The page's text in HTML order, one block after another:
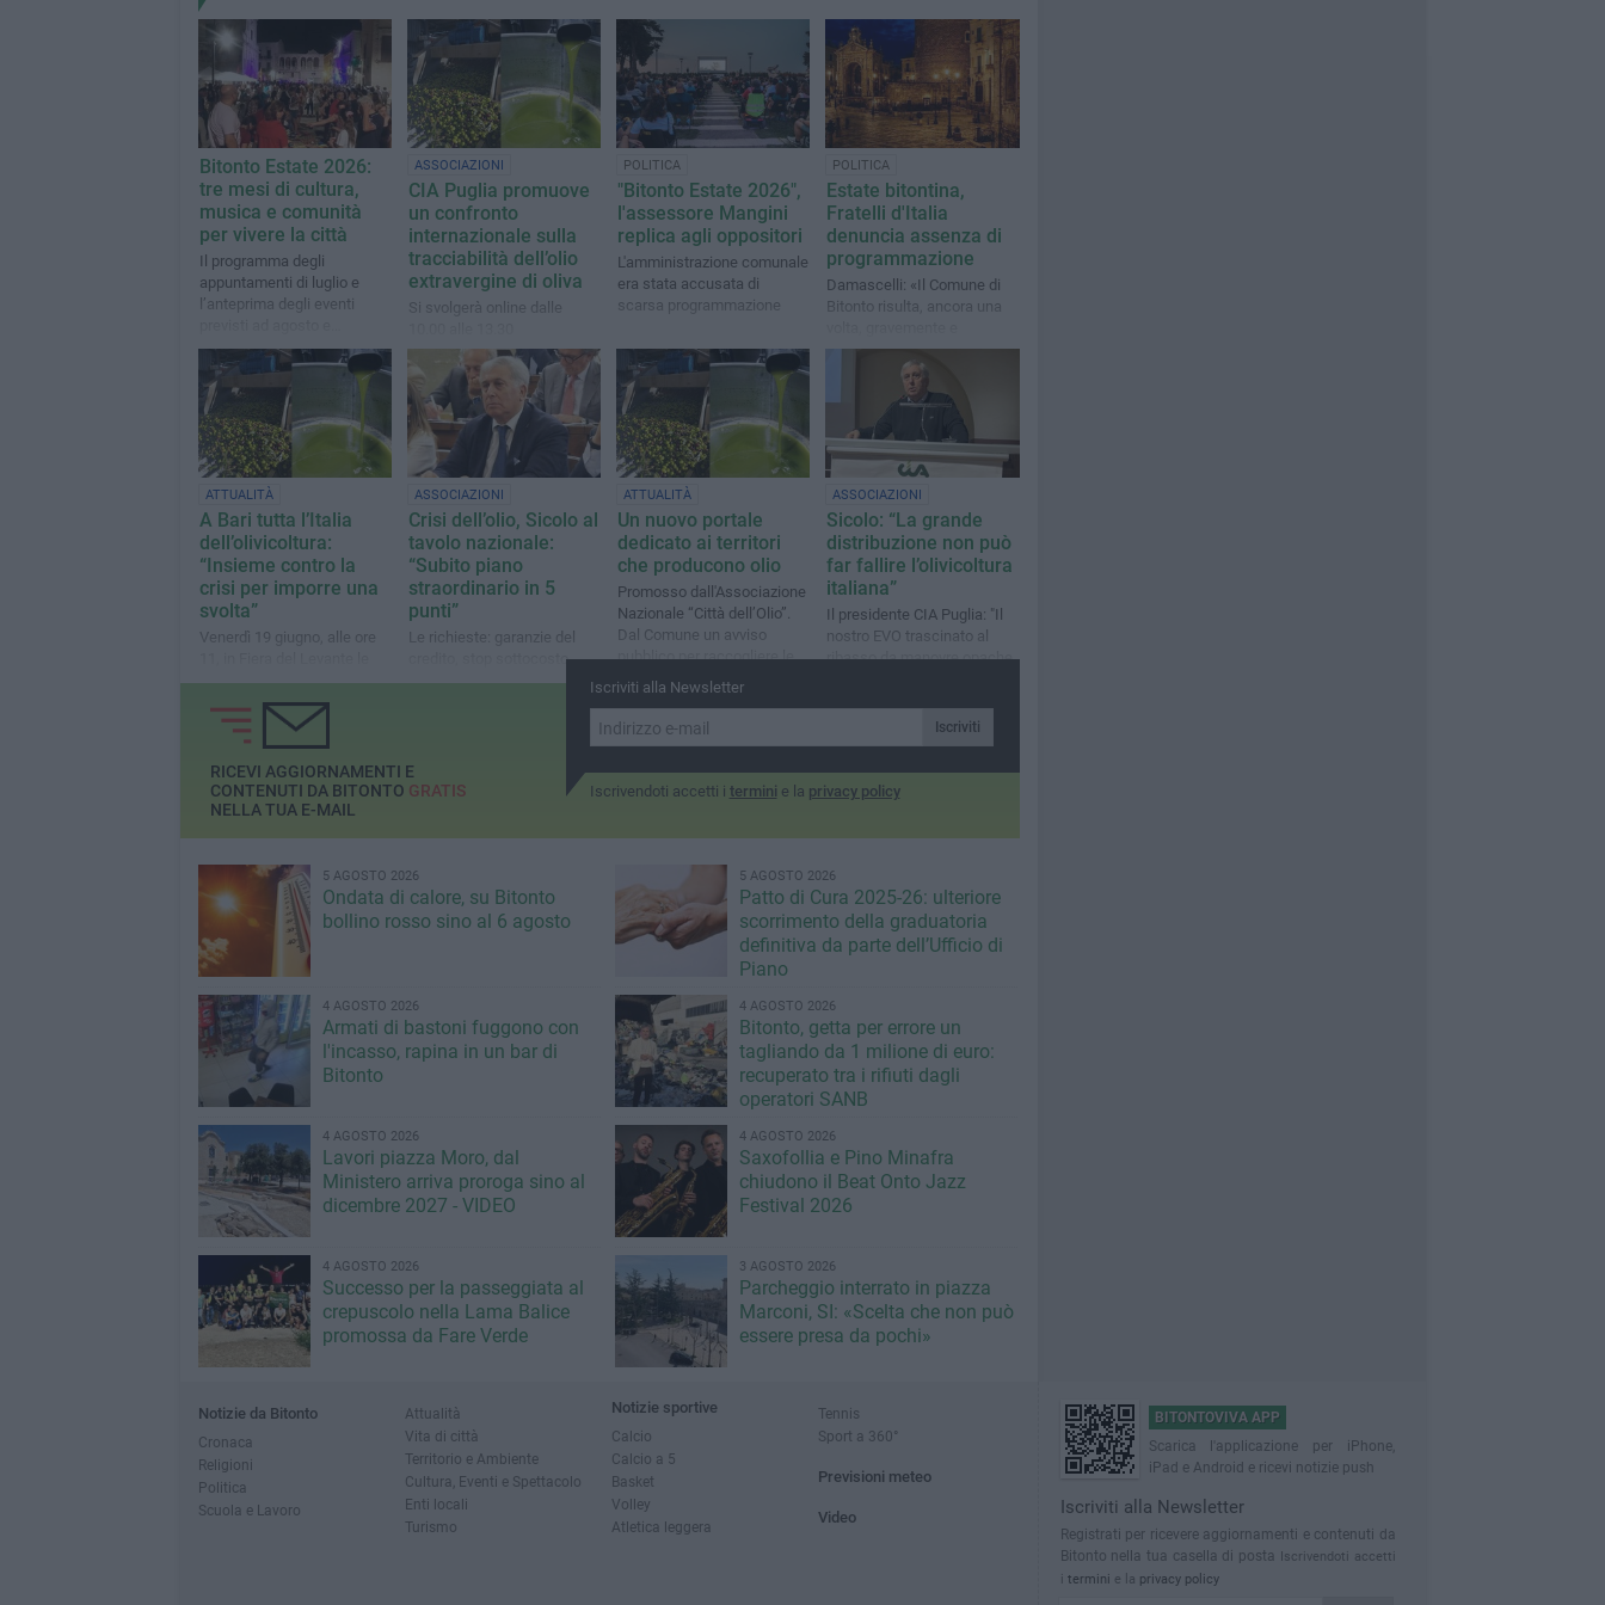
Bitonto Estate 2026:
tre mesi di cultura,
musica e comunità
per vivere la città
Il programma degli
appuntamenti di luglio e
l’anteprima degli eventi
settembre
ASSOCIAZIONI
CIA Puglia promuove
un confronto
internazionale sulla
tracciabilità dell’olio
extravergine di oliva
Si svolgerà online dalle
POLITICA
"Bitonto Estate 2026",
l'assessore Mangini
replica agli oppositori
L'amministrazione comunale
era stata accusata di
scarsa programmazione
POLITICA
Estate bitontina,
Fratelli d'Italia
denuncia assenza di
programmazione
Damascelli: «Il Comune di
Bitonto risulta, ancora una
colpevolmente non
ATTUALITÀ
A Bari tutta l’Italia
dell’olivicoltura:
“Insieme contro la
crisi per imporre una
svolta”
Venerdì 19 giugno, alle ore
OP olivicole, produttori,
frantoiani, tutto il settore
ASSOCIAZIONI
Crisi dell’olio, Sicolo al
tavolo nazionale:
“Subito piano
straordinario in 5
punti”
Le richieste: garanzie del
credito, stop sottocosto,
aiuti allo stoccaggio, più
ATTUALITÀ
Un nuovo portale
dedicato ai territori
che producono olio
Promosso dall'Associazione
Nazionale “Città dell’Olio”.
Dal Comune un avviso
pubblico per raccogliere le
proposte (luoghi ed
ASSOCIAZIONI
Sicolo: “La grande
distribuzione non può
far fallire l’olivicoltura
italiana”
Il presidente CIA Puglia: "Il
nostro EVO trascinato al
ribasso da manovre opache
Iscriviti alla Newsletter
Iscriviti
Iscrivendoti accetti i termini e la privacy policy
RICEVI AGGIORNAMENTI E
CONTENUTI DA BITONTO GRATIS
NELLA TUA E-MAIL
5 AGOSTO 2026
Ondata di calore, su Bitonto
bollino rosso sino al 6 agosto
5 AGOSTO 2026
Patto di Cura 2025-26: ulteriore
scorrimento della graduatoria
definitiva da parte dell’Ufficio di
Piano
4 AGOSTO 2026
Armati di bastoni fuggono con
l'incasso, rapina in un bar di
Bitonto
4 AGOSTO 2026
Bitonto, getta per errore un
tagliando da 1 milione di euro:
recuperato tra i rifiuti dagli
operatori SANB
4 AGOSTO 2026
Lavori piazza Moro, dal
Ministero arriva proroga sino al
dicembre 2027 - VIDEO
4 AGOSTO 2026
Saxofollia e Pino Minafra
chiudono il Beat Onto Jazz
Festival 2026
4 AGOSTO 2026
Successo per la passeggiata al
crepuscolo nella Lama Balice
promossa da Fare Verde
3 AGOSTO 2026
Parcheggio interrato in piazza
Marconi, SI: «Scelta che non può
essere presa da pochi»
Notizie da Bitonto
Cronaca
Religioni
Politica
Scuola e Lavoro
Attualità
Vita di città
Territorio e Ambiente
Cultura, Eventi e Spettacolo
Enti locali
Turismo
Notizie sportive
Calcio
Calcio a 5
Basket
Volley
Atletica leggera
Tennis
Sport a 360°
Previsioni meteo
Video
BITONTOVIVA APP
Scarica l'applicazione per iPhone,
iPad e Android e ricevi notizie push
Iscriviti alla Newsletter
Registrati per ricevere aggiornamenti e contenuti da
Bitonto nella tua casella di posta Iscrivendoti accetti
i termini e la privacy policy